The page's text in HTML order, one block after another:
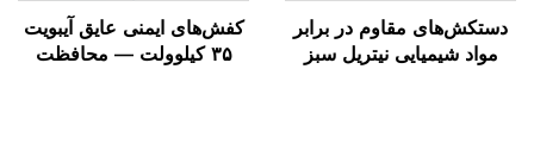
دستکش‌های مقاوم در برابر
مواد شیمیایی نیتریل سبز
کفش‌های ایمنی عایق آیبویت
۳۵ کیلوولت — محافظت